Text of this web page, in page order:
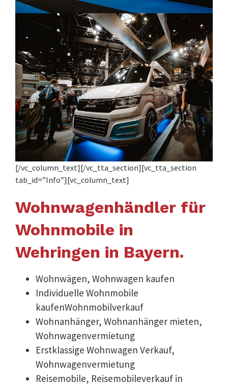
[/vc_column_text][/vc_tta_section][vc_tta_section
tab_id=”Info”][vc_column_text]
Wohnwagenhändler für
Wohnmobile in
Wehringen in Bayern.
Wohnwägen, Wohnwagen kaufen
Individuelle Wohnmobile
kaufenWohnmobilverkauf
Wohnanhänger, Wohnanhänger mieten,
Wohnwagenvermietung
Erstklassige Wohnwagen Verkauf,
Wohnwagenvermietung
Reisemobile, Reisemobileverkauf in